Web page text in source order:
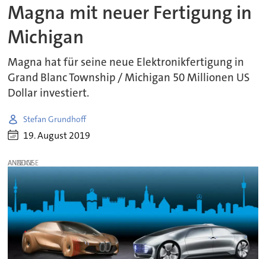
Magna mit neuer Fertigung in
Michigan
Magna hat für seine neue Elektronikfertigung in
Grand Blanc Township / Michigan 50 Millionen US
Dollar investiert.
Stefan Grundhoff
19. August 2019
ANZEIGE